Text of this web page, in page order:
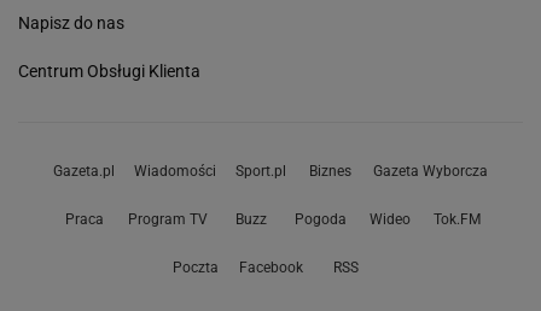
Napisz do nas
Centrum Obsługi Klienta
Gazeta.pl Wiadomości Sport.pl Biznes Gazeta Wyborcza
Praca Program TV Buzz Pogoda Wideo Tok.FM
Poczta Facebook RSS